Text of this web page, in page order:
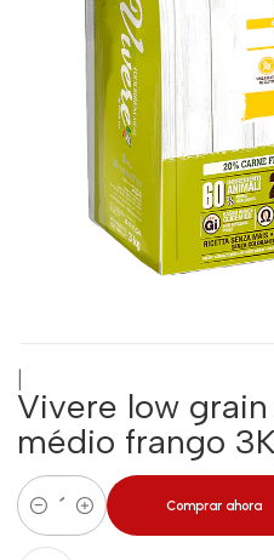
Vivere low
médio frango
Cantidad
Comprar ahora